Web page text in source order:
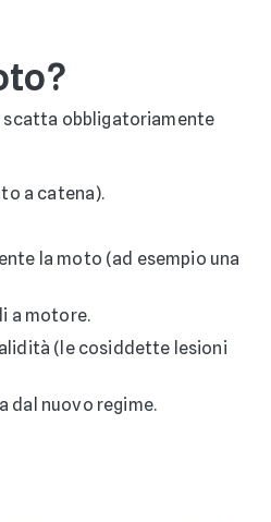
scatta obbligatoriamente
a catena).
la moto (ad esempio una
a motore.
(le cosiddette lesioni
dal nuovo regime.